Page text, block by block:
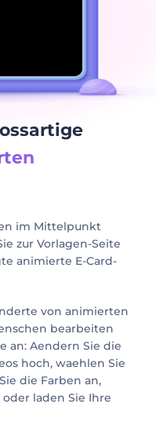
im Mittelpunkt
zur Vorlagen-Seite
animierte E-Card-
von animierten
bearbeiten
an: Aendern Sie die
hoch, waehlen Sie
die Farben an,
laden Sie Ihre